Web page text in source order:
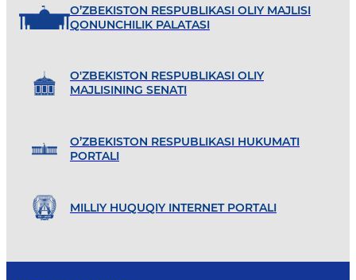
O’ZBEKISTON RESPUBLIKASI OLIY MAJLISI
QONUNCHILIK PALATASI
O'ZBEKISTON RESPUBLIKASI OLIY
MAJLISINING SENATI
O’ZBEKISTON RESPUBLIKASI HUKUMATI
PORTALI
MILLIY HUQUQIY INTERNET PORTALI